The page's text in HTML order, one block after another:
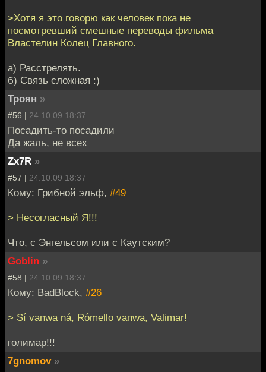
>Хотя я это говорю как человек пока не
посмотревший смешные переводы фильма
Властелин Колец Главного.
а) Расстрелять.
б) Связь сложная :)
Троян »
#56 | 24.10.09 18:37
Посадить-то посадили
Да жаль, не всех
Zx7R »
#57 | 24.10.09 18:37
Кому: Грибной эльф, #49
> Несогласный Я!!!
Что, с Энгельсом или с Каутским?
Goblin »
#58 | 24.10.09 18:37
Кому: BadBlock, #26
> Sí vanwa ná, Rómello vanwa, Valimar!
голимар!!!
7gnomov »